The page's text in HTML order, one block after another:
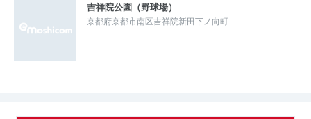
吉祥院公園（野球場）
京都府京都市南区吉祥院新田下ノ向町